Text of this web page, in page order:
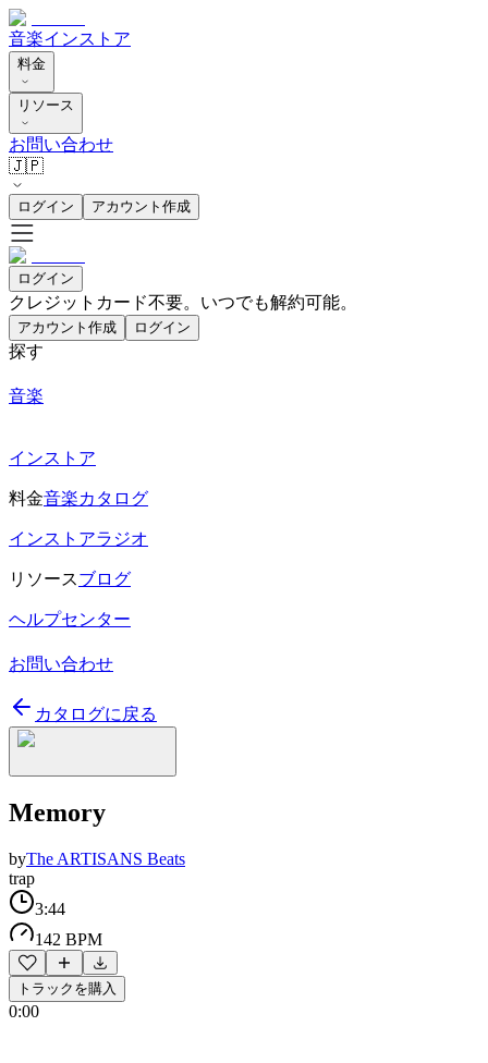
音楽インストア
料金
リソース
お問い合わせ
🇯🇵
ログイン アカウント作成
ログイン
クレジットカード不要。いつでも解約可能。
アカウント作成 ログイン
探す
音楽
インストア
料金音楽カタログ
インストアラジオ
リソースブログ
ヘルプセンター
お問い合わせ
カタログに戻る
Memory
byThe ARTISANS Beats
trap
3:44
142 BPM
トラックを購入
0:00